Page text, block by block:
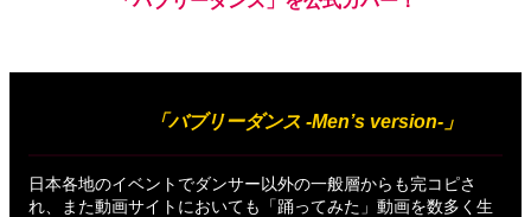
「バブリーダンス -Men’s version- 」
日本各地のイベントでダンサー以外の一般層からも完コピさ
れ、また動画サイトにおいても「踊ってみた」動画を数多く生